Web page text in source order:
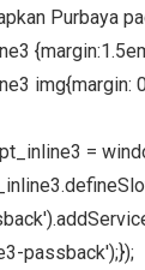
Purbaya
img{margin:
=
passback');});